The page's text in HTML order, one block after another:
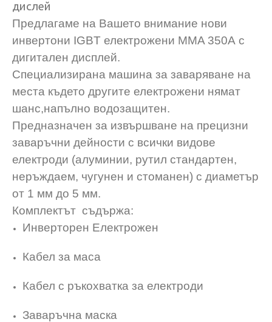
дислей
Предлагаме на Вашето внимание нови
инвертони IGBT електрожени MMA 350А с
дигитален дисплей.
Специализирана машина за заваряване на
места където другите електрожени нямат
шанс,напълно водозащитен.
Предназначен за извършване на прецизни
заваръчни дейности с всички видове
електроди (алуминии, рутил стандартен,
неръждаем, чугунен и стоманен) с диаметър
от 1 мм до 5 мм.
Комплектът съдържа:
Инверторен Електрожен
Кабел за маса
Кабел с ръкохватка за електроди
Заваръчна маска